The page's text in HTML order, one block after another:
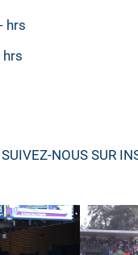
hrs
hrs
SUIVEZ-NOUS SUR